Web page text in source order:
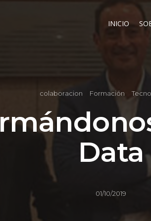
INICIO
colaboracion Formación
Data
01/10/2019